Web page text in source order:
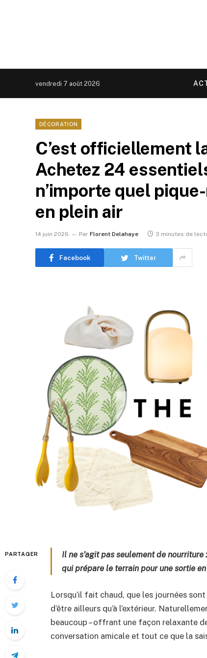
vendredi 7 août 2026
DÉCORATION
C’est officiellement
Achetez 24
n’importe quel
en plein air
14 juin 2026 Par Florent Delahaye 3 minutes de
Facebook Twitter
PARTAGER
Il ne s’agit pas seulement de
qui prépare le terrain pour une sortie
Lorsqu’il fait chaud, que les journées
d’être ailleurs qu’à l’extérieur.
beaucoup – offrant une façon relaxante
conversation amicale et tout ce que la